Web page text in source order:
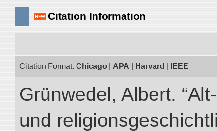
Citation Information
Citation Format: Chicago APA Harvard IEEE
Grünwedel, Albert.
und